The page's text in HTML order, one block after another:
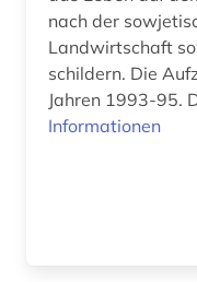
nach der
Landwirtschaft
schildern. Die
Jahren 1993-95.
Informationen